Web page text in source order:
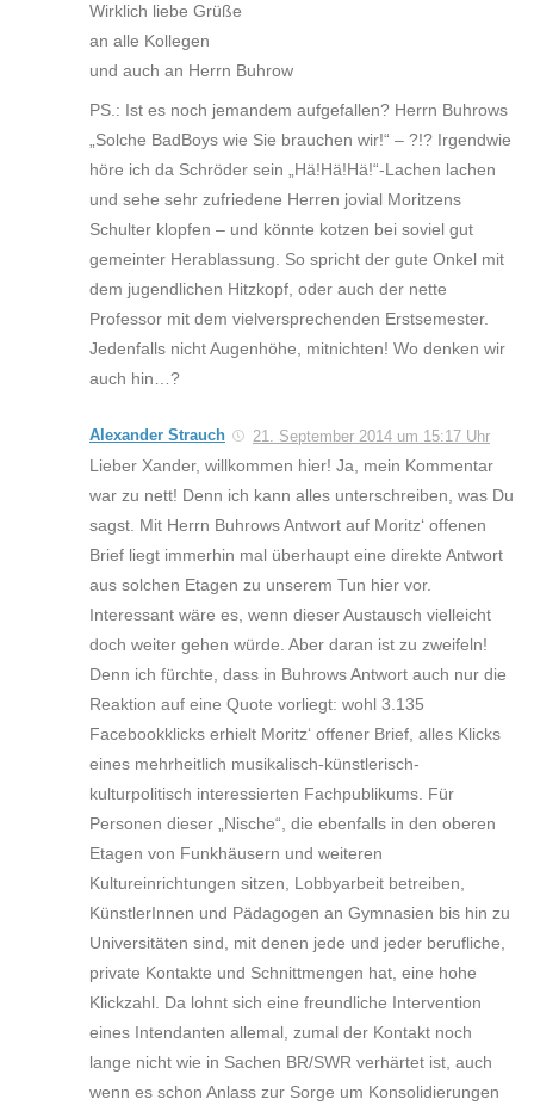
Wirklich liebe Grüße
an alle Kollegen
und auch an Herrn Buhrow
PS.: Ist es noch jemandem aufgefallen? Herrn Buhrows
„Solche BadBoys wie Sie brauchen wir!“ – ?!? Irgendwie
höre ich da Schröder sein „Hä!Hä!Hä!“-Lachen lachen
und sehe sehr zufriedene Herren jovial Moritzens
Schulter klopfen – und könnte kotzen bei soviel gut
gemeinter Herablassung. So spricht der gute Onkel mit
dem jugendlichen Hitzkopf, oder auch der nette
Professor mit dem vielversprechenden Erstsemester.
Jedenfalls nicht Augenhöhe, mitnichten! Wo denken wir
auch hin…?
Alexander Strauch 21. September 2014 um 15:17 Uhr
Lieber Xander, willkommen hier! Ja, mein Kommentar
war zu nett! Denn ich kann alles unterschreiben, was Du
sagst. Mit Herrn Buhrows Antwort auf Moritz‘ offenen
Brief liegt immerhin mal überhaupt eine direkte Antwort
aus solchen Etagen zu unserem Tun hier vor.
Interessant wäre es, wenn dieser Austausch vielleicht
doch weiter gehen würde. Aber daran ist zu zweifeln!
Denn ich fürchte, dass in Buhrows Antwort auch nur die
Reaktion auf eine Quote vorliegt: wohl 3.135
Facebookklicks erhielt Moritz‘ offener Brief, alles Klicks
eines mehrheitlich musikalisch-künstlerisch-
kulturpolitisch interessierten Fachpublikums. Für
Personen dieser „Nische“, die ebenfalls in den oberen
Etagen von Funkhäusern und weiteren
Kultureinrichtungen sitzen, Lobbyarbeit betreiben,
KünstlerInnen und Pädagogen an Gymnasien bis hin zu
Universitäten sind, mit denen jede und jeder berufliche,
private Kontakte und Schnittmengen hat, eine hohe
Klickzahl. Da lohnt sich eine freundliche Intervention
eines Intendanten allemal, zumal der Kontakt noch
lange nicht wie in Sachen BR/SWR verhärtet ist, auch
wenn es schon Anlass zur Sorge um Konsolidierungen